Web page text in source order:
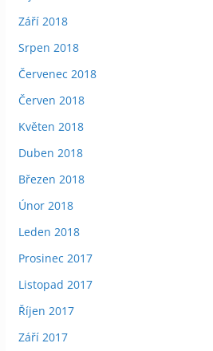
Září 2018
Srpen 2018
Červenec 2018
Červen 2018
Květen 2018
Duben 2018
Březen 2018
Únor 2018
Leden 2018
Prosinec 2017
Listopad 2017
Říjen 2017
Září 2017